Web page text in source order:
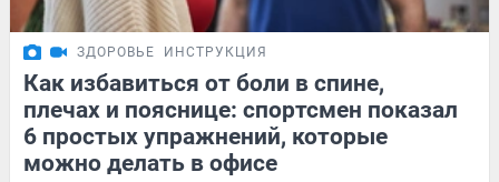
ЗДОРОВЬЕ ИНСТРУКЦИЯ
Как избавиться от боли в спине,
плечах и пояснице: спортсмен показал
6 простых упражнений, которые
можно делать в офисе